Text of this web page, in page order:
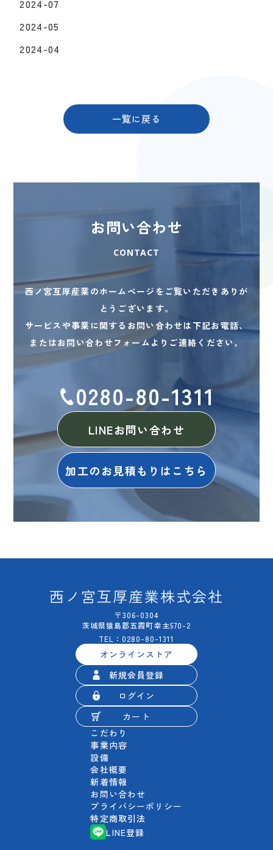
2024-07
2024-05
2024-04
一覧に戻る
お問い合わせ
CONTACT
西ノ宮互厚産業のホームページをご覧いただきありが
とうございます。
サービスや事業に関するお問い合わせは下記お電話、
またはお問い合わせフォームよりご連絡ください。
0280-80-1311
LINEお問い合わせ
加工のお見積もりはこちら
西ノ宮互厚産業株式会社
〒306-0304
茨城県猿島郡五霞町幸主570-2
TEL：0280-80-1311
こだわり
事業内容
設備
会社概要
新着情報
お問い合わせ
プライバシーポリシー
特定商取引法
LINE登録
オンラインストア
新規会員登録
ログイン
カート